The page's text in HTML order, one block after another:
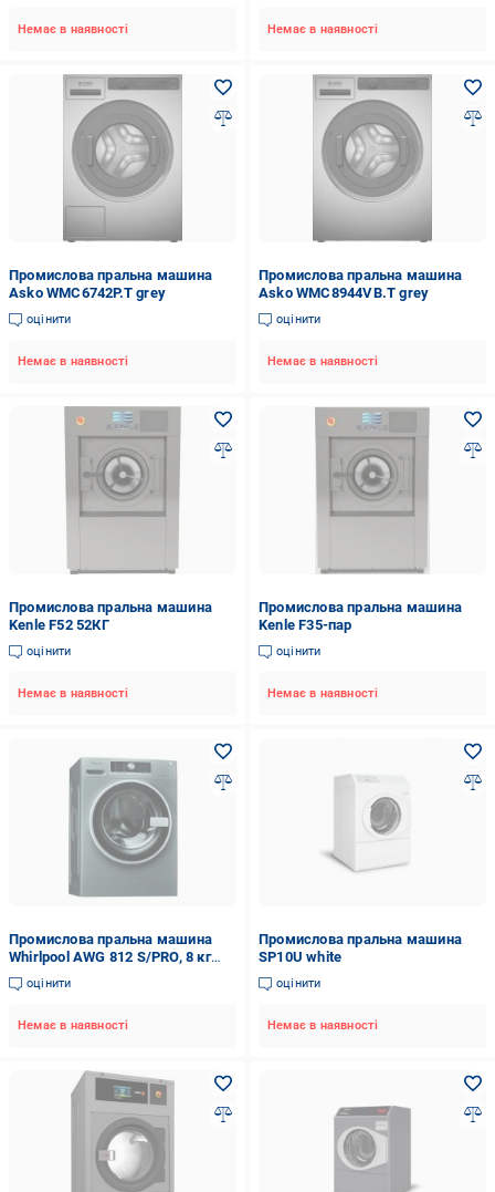
Немає в наявності Немає в наявності
Промислова пральна машина
Asko WMC6742P.T grey
оцінити
Немає в наявності
Промислова пральна машина
Asko WMC8944VB.T grey
оцінити
Немає в наявності
Промислова пральна машина
Kenle F52 52КГ
оцінити
Немає в наявності
Промислова пральна машина
Kenle F35-пар
оцінити
Немає в наявності
Промислова пральна машина
Whirlpool AWG 812 S/PRO, 8 кг
grey
оцінити
Немає в наявності
Промислова пральна машина
SP10U white
оцінити
Немає в наявності